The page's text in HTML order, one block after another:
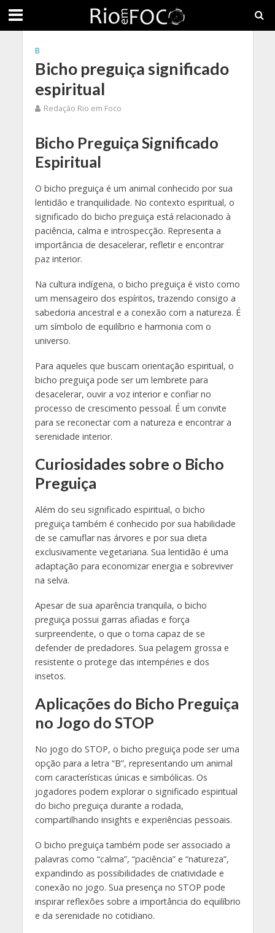
B
Bicho preguiça significado
espiritual
Redação Rio em Foco
Bicho Preguiça Significado
Espiritual
O bicho preguiça é um animal conhecido por sua
lentidão e tranquilidade. No contexto espiritual, o
significado do bicho preguiça está relacionado à
paciência, calma e introspecção. Representa a
importância de desacelerar, refletir e encontrar
paz interior.
Na cultura indígena, o bicho preguiça é visto como
um mensageiro dos espíritos, trazendo consigo a
sabedoria ancestral e a conexão com a natureza. É
um símbolo de equilíbrio e harmonia com o
universo.
Para aqueles que buscam orientação espiritual, o
bicho preguiça pode ser um lembrete para
desacelerar, ouvir a voz interior e confiar no
processo de crescimento pessoal. É um convite
para se reconectar com a natureza e encontrar a
serenidade interior.
Curiosidades sobre o Bicho
Preguiça
Além do seu significado espiritual, o bicho
preguiça também é conhecido por sua habilidade
de se camuflar nas árvores e por sua dieta
exclusivamente vegetariana. Sua lentidão é uma
adaptação para economizar energia e sobreviver
na selva.
Apesar de sua aparência tranquila, o bicho
preguiça possui garras afiadas e força
surpreendente, o que o torna capaz de se
defender de predadores. Sua pelagem grossa e
resistente o protege das intempéries e dos
insetos.
Aplicações do Bicho Preguiça
no Jogo do STOP
No jogo do STOP, o bicho preguiça pode ser uma
opção para a letra “B”, representando um animal
com características únicas e simbólicas. Os
jogadores podem explorar o significado espiritual
do bicho preguiça durante a rodada,
compartilhando insights e experiências pessoais.
O bicho preguiça também pode ser associado a
palavras como “calma”, “paciência” e “natureza”,
expandindo as possibilidades de criatividade e
conexão no jogo. Sua presença no STOP pode
inspirar reflexões sobre a importância do equilíbrio
e da serenidade no cotidiano.